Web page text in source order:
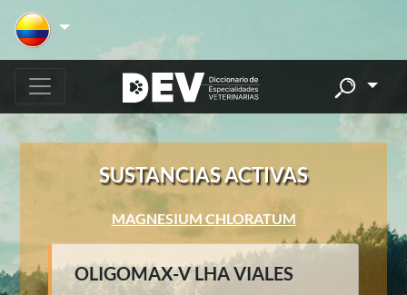
SUSTANCIAS ACTIVAS
MAGNESIUM CHLORATUM
OLIGOMAX-V LHA VIALES